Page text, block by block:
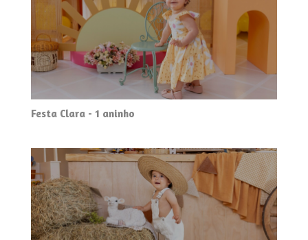
Festa Clara - 1 aninho